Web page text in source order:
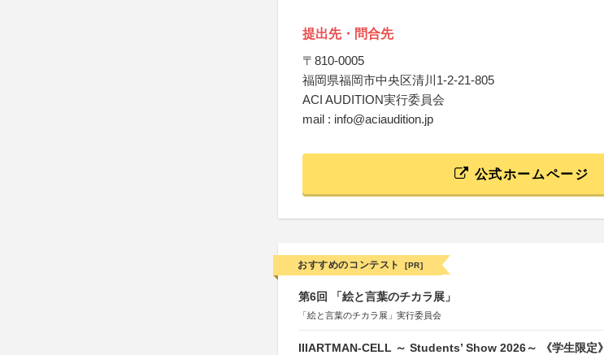
提出先・問合先
〒810-0005
福岡県福岡市中央区清川1-2-21-805
ACI AUDITION実行委員会
mail : info@aciaudition.jp
公式ホームページ
おすすめのコンテスト [PR]
第6回 「絵と言葉のチカラ展」
「絵と言葉のチカラ展」実行委員会
IIIARTMAN-CELL ～ Students’ Show 2026～ 《学生限定》